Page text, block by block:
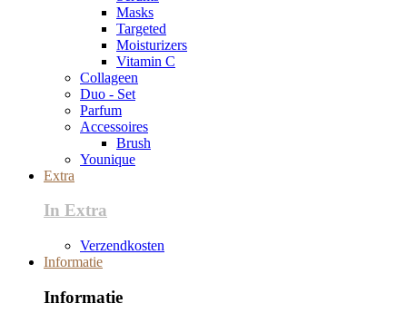
Masks
Targeted
Moisturizers
Vitamin C
Collageen
Duo - Set
Parfum
Accessoires
Brush
Younique
Extra
In Extra
Verzendkosten
Informatie
Informatie